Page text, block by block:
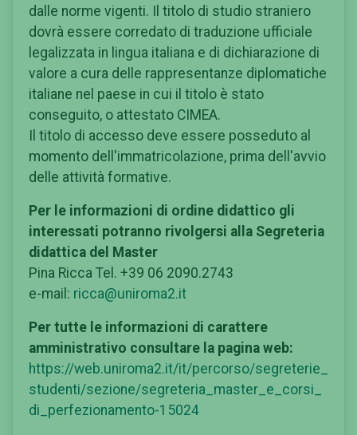
dalle norme vigenti. Il titolo di studio straniero
dovrà essere corredato di traduzione ufficiale
legalizzata in lingua italiana e di dichiarazione di
valore a cura delle rappresentanze diplomatiche
italiane nel paese in cui il titolo è stato
conseguito, o attestato CIMEA.
Il titolo di accesso deve essere posseduto al
momento dell'immatricolazione, prima dell'avvio
delle attività formative.
Per le informazioni di ordine didattico gli
interessati potranno rivolgersi alla Segreteria
didattica del Master
Pina Ricca Tel. +39 06 2090.2743
e-mail: ricca@uniroma2.it
Per tutte le informazioni di carattere
amministrativo consultare la pagina web:
https://web.uniroma2.it/it/percorso/segreterie_
studenti/sezione/segreteria_master_e_corsi_
di_perfezionamento-15024